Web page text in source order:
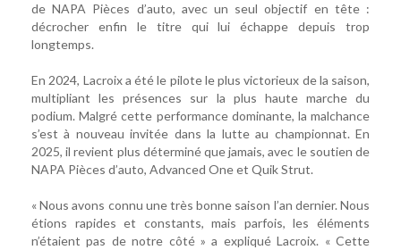
de NAPA Pièces d’auto, avec un seul objectif en tête :
décrocher enfin le titre qui lui échappe depuis trop
longtemps.
En 2024, Lacroix a été le pilote le plus victorieux de la saison,
multipliant les présences sur la plus haute marche du
podium. Malgré cette performance dominante, la malchance
s’est à nouveau invitée dans la lutte au championnat. En
2025, il revient plus déterminé que jamais, avec le soutien de
NAPA Pièces d’auto, Advanced One et Quik Strut.
« Nous avons connu une très bonne saison l’an dernier. Nous
étions rapides et constants, mais parfois, les éléments
n’étaient pas de notre côté » a expliqué Lacroix. « Cette